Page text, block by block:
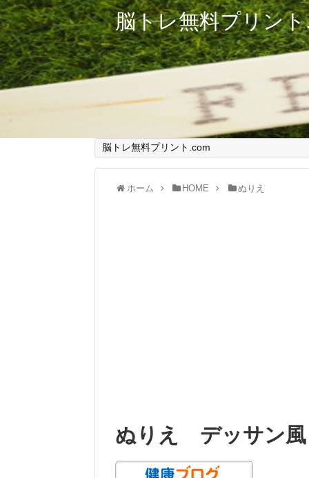
脳トレ無料プリン
脳トレ無料プリント.com
ホーム HOME ぬりえ
ぬりえ デッサン